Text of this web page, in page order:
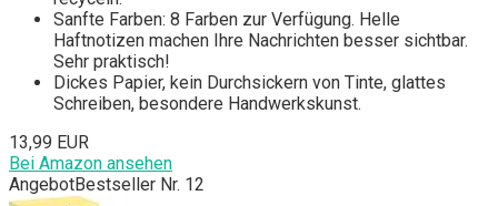
Sanfte Farben: 8 Farben zur Verfügung. Helle
Haftnotizen machen Ihre Nachrichten besser sichtbar.
Sehr praktisch!
Dickes Papier, kein Durchsickern von Tinte, glattes
Schreiben, besondere Handwerkskunst.
13,99 EUR
Bei Amazon ansehen
AngebotBestseller Nr. 12